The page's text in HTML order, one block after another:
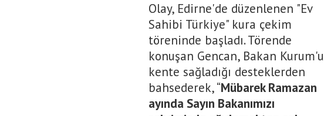
Olay, Edirne'de düzenlenen "Ev
Sahibi Türkiye" kura çekim
töreninde başladı. Törende
konuşan Gencan, Bakan
kente sağladığı desteklerden
bahsederek, “Mübarek Ramazan
ayında Sayın Bakanımızı